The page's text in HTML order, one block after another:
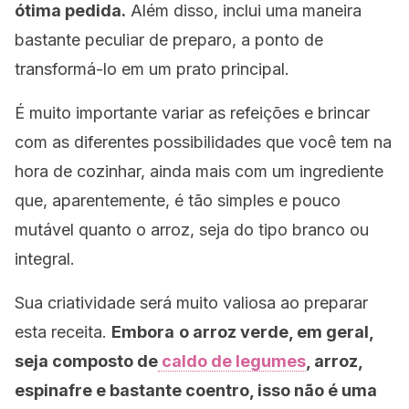
ótima pedida. Além disso, inclui uma maneira
bastante peculiar de preparo, a ponto de
transformá-lo em um prato principal.
É muito importante variar as refeições e brincar
com as diferentes possibilidades que você tem na
hora de cozinhar, ainda mais com um ingrediente
que, aparentemente, é tão simples e pouco
mutável quanto o arroz, seja do tipo branco ou
integral.
Sua criatividade será muito valiosa ao preparar
esta receita. Embora o arroz verde, em geral,
seja composto de caldo de legumes , arroz,
espinafre e bastante coentro, isso não é uma